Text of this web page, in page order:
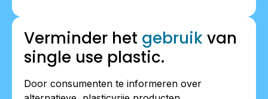
Verminder het gebruik van
single use plastic.
Door consumenten te informeren over